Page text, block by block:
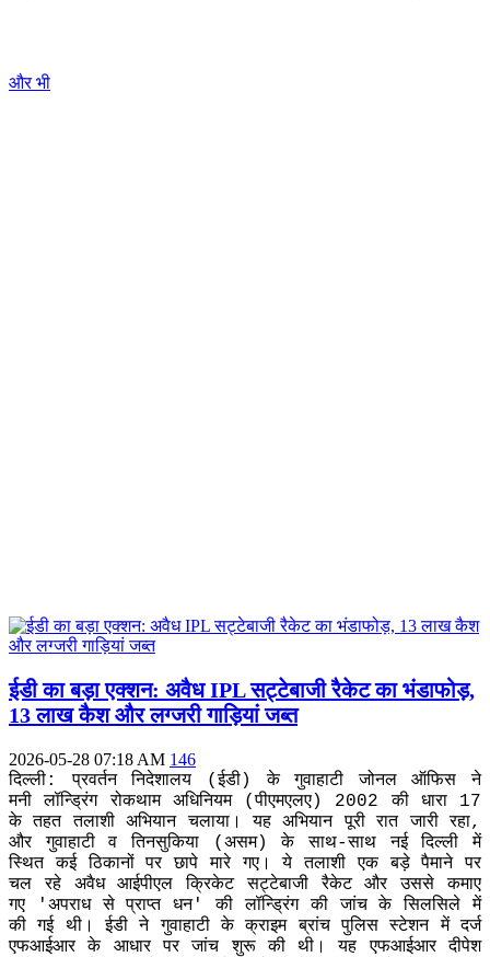
और भी
ईडी का बड़ा एक्शन: अवैध IPL सट्टेबाजी रैकेट का भंडाफोड़,
13 लाख कैश और लग्जरी गाड़ियां जब्त
2026-05-28 07:18 AM 146
दिल्ली: प्रवर्तन निदेशालय (ईडी) के गुवाहाटी जोनल ऑफिस ने
मनी लॉन्ड्रिंग रोकथाम अधिनियम (पीएमएलए) 2002 की धारा 17
के तहत तलाशी अभियान चलाया। यह अभियान पूरी रात जारी रहा,
और गुवाहाटी व तिनसुकिया (असम) के साथ-साथ नई दिल्ली में
स्थित कई ठिकानों पर छापे मारे गए। ये तलाशी एक बड़े पैमाने पर
चल रहे अवैध आईपीएल क्रिकेट सट्टेबाजी रैकेट और उससे कमाए
गए 'अपराध से प्राप्त धन' की लॉन्ड्रिंग की जांच के सिलसिले में
की गई थी। ईडी ने गुवाहाटी के क्राइम ब्रांच पुलिस स्टेशन में दर्ज
एफआईआर के आधार पर जांच शुरू की थी। यह एफआईआर दीपेश